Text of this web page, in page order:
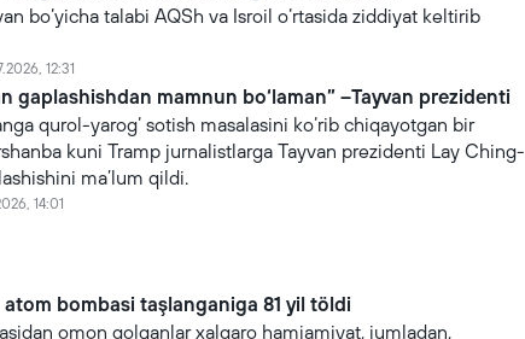
bo‘yicha talabi AQSh va Isroil o‘rtasida ziddiyat keltirib
12:31
gaplashishdan mamnun bo‘laman” –Tayvan prezidenti
qurol-yarog‘ sotish masalasini ko‘rib chiqayotgan bir
kuni Tramp jurnalistlarga Tayvan prezidenti Lay Ching-
ma’lum qildi.
14:01
atom bombasi taşlanganiga 81 yil töldi
omon qolganlar xalqaro hamjamiyat, jumladan,